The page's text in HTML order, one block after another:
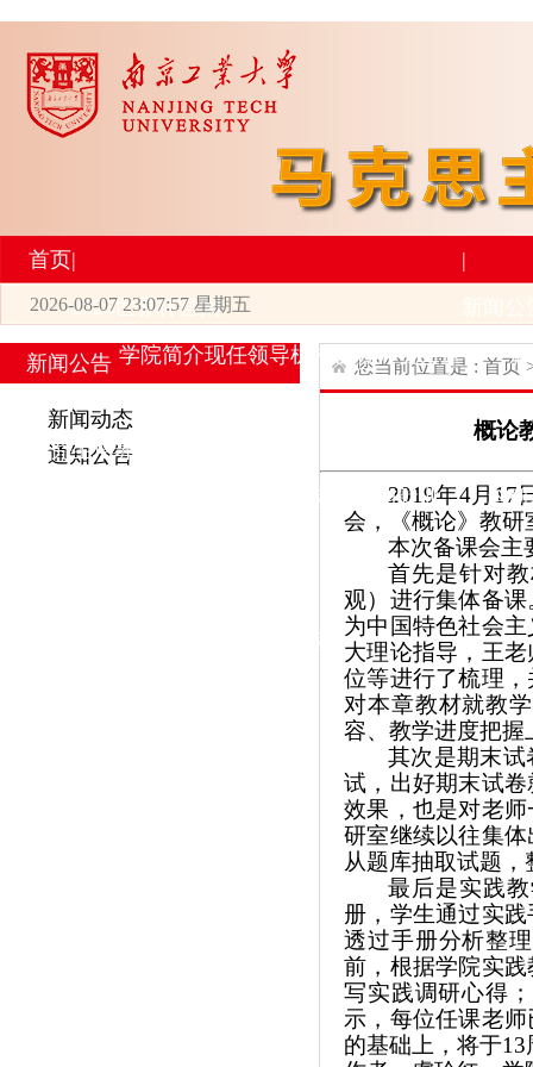
首页|
2026世界杯官网
学院简介现任领导机构设置师资力量
|
研究生培养
学生活动 招生与就业
科
工会活动
2026-08-07 23:07:57 星期五
新闻公告
新闻动态
通知公告
您当前位置是 : 首页
概论
2019年4月17
会，《概论》教研
本次备课会主
首先是针对
观）进行集体备
为中国特色社会
大理论指导，王
位等进行了梳理
对本章教材就教
容、教学进度把握
其次是期末
试，出好期末试
效果，也是对老
研室继续以往集
从题库抽取试题
最后是实践
册，学生通过实
透过手册分析整
前，根据学院实
写实践调研心得
示，每位任课老
的基础上，将于